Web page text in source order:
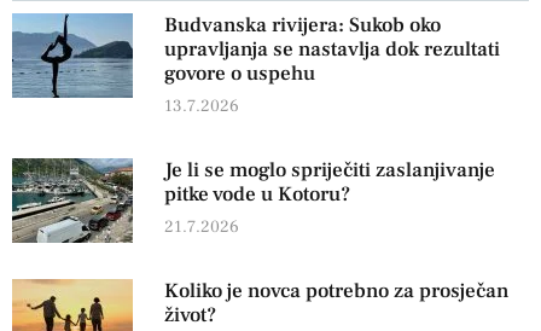
Budvanska rivijera: Sukob oko
upravljanja se nastavlja dok rezultati
govore o uspehu
13.7.2026
Je li se moglo spriječiti zaslanjivanje
pitke vode u Kotoru?
21.7.2026
Koliko je novca potrebno za prosječan
život?